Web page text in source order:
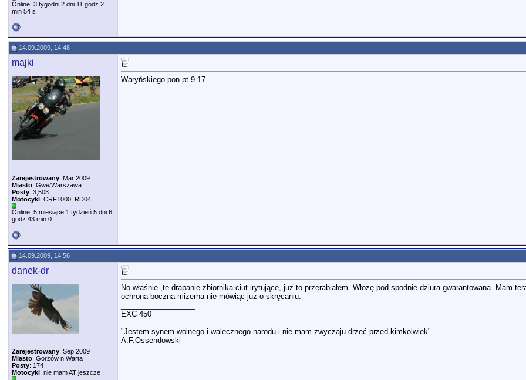
Online: 3 tygodni 2 dni 11 godz 2
min 54 s
14.09.2009, 14:48
majki
Zarejestrowany: Mar 2009
Miasto: Gwe/Warszawa
Posty: 3,503
Motocykl: CRF1000, RD04
Online: 5 miesiące 1 tydzień 5 dni 6
godz 43 min 0
Waryńskiego pon-pt 9-17
14.09.2009, 14:56
danek-dr
Zarejestrowany: Sep 2009
Miasto: Gorzów n.Wartą
Posty: 174
Motocykl: nie mam AT jeszcze
No właśnie ,te drapanie zbiornika ciut irytujące, już to przerabiałem. Włożę pod spodnie-dziura gwarantowana. Mam
ochrona boczna mizerna nie mówiąc już o skręcaniu.
EXC 450
"Jestem synem wolnego i walecznego narodu i nie mam zwyczaju drżeć przed kimkolwiek"
A.F.Ossendowski